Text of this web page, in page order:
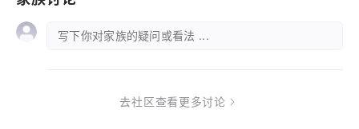
写下你对家族的疑问或看法 ...
去社区查看更多讨论